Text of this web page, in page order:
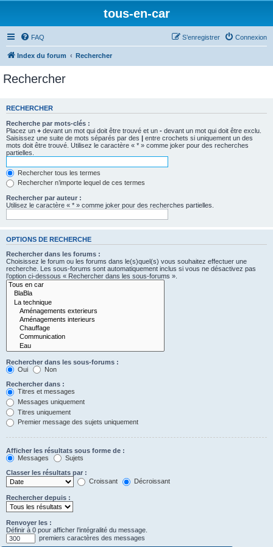
tous-en-car
FAQ Connexion
S’enregistrer
Index du forum Rechercher
Rechercher
RECHERCHER
Recherche par mots-clés :
Placez un + devant un mot qui doit être trouvé et un - devant un mot qui doit être exclu.
Saisissez une suite de mots séparés par des | entre crochets si uniquement un des
mots doit être trouvé. Utilisez le caractère « * » comme joker pour des recherches
partielles.
Rechercher tous les termes
Rechercher n’importe lequel de ces termes
Rechercher par auteur :
Utilisez le caractère « * » comme joker pour des recherches partielles.
OPTIONS DE RECHERCHE
Rechercher dans les forums :
Choisissez le forum ou les forums dans le(s)quel(s) vous souhaitez effectuer une
recherche. Les sous-forums sont automatiquement inclus si vous ne désactivez pas
l’option ci-dessous « Rechercher dans les sous-forums ».
Rechercher dans les sous-forums :
Oui
Non
Rechercher dans :
Titres et messages
Messages uniquement
Titres uniquement
Premier message des sujets uniquement
Afficher les résultats sous forme de :
Messages
Sujets
Classer les résultats par :
Croissant
Décroissant
Rechercher depuis :
Renvoyer les :
Définir à 0 pour afficher l’intégralité du message.
premiers caractères des messages